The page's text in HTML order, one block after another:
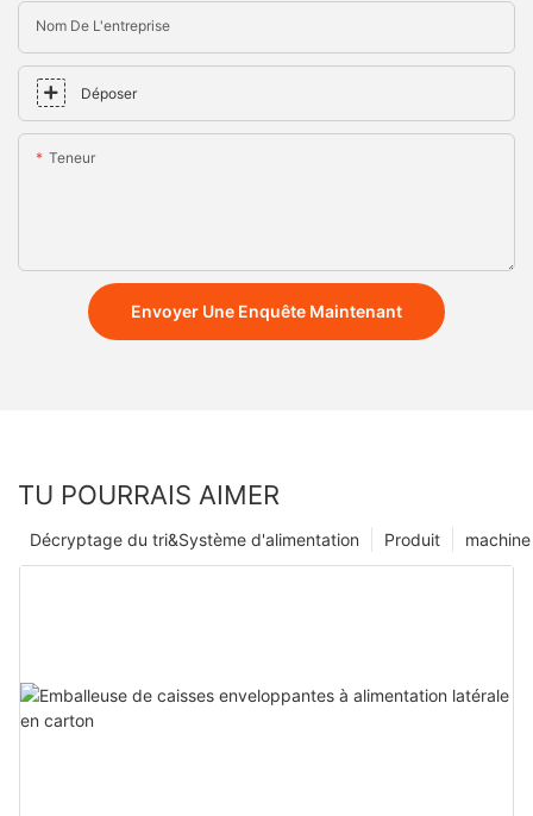
Nom De L'entreprise
Déposer
Teneur
Envoyer Une Enquête Maintenant
TU POURRAIS AIMER
Produit
Décryptage du tri&Système d'alimentation